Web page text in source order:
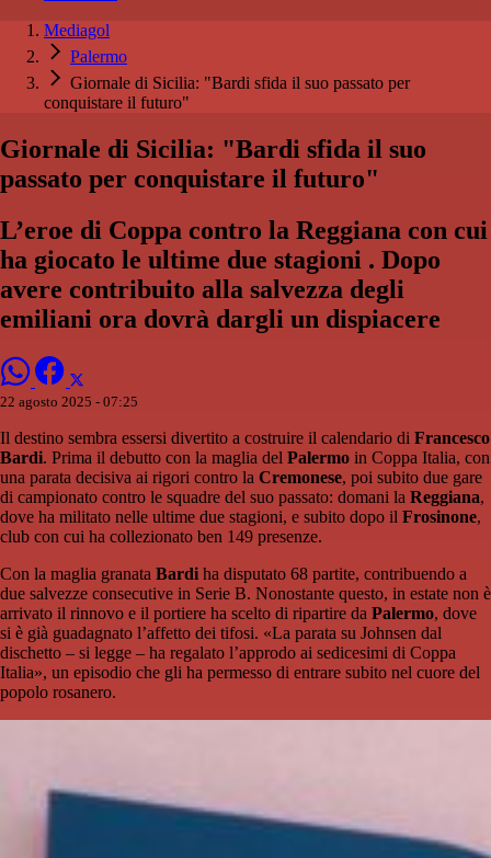
Mediagol
Palermo
Giornale di Sicilia: "Bardi sfida il suo passato per
conquistare il futuro"
Giornale di Sicilia: "Bardi sfida il suo
passato per conquistare il futuro"
L’eroe di Coppa contro la Reggiana con cui
ha giocato le ultime due stagioni . Dopo
avere contribuito alla salvezza degli
emiliani ora dovrà dargli un dispiacere
22 agosto 2025 - 07:25
Il destino sembra essersi divertito a costruire il calendario di Francesco
Bardi. Prima il debutto con la maglia del Palermo in Coppa Italia, con
una parata decisiva ai rigori contro la Cremonese, poi subito due gare
di campionato contro le squadre del suo passato: domani la Reggiana,
dove ha militato nelle ultime due stagioni, e subito dopo il Frosinone,
club con cui ha collezionato ben 149 presenze.
Con la maglia granata Bardi ha disputato 68 partite, contribuendo a
due salvezze consecutive in Serie B. Nonostante questo, in estate non è
arrivato il rinnovo e il portiere ha scelto di ripartire da Palermo, dove
si è già guadagnato l’affetto dei tifosi. «La parata su Johnsen dal
dischetto – si legge – ha regalato l’approdo ai sedicesimi di Coppa
Italia», un episodio che gli ha permesso di entrare subito nel cuore del
popolo rosanero.